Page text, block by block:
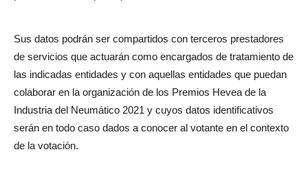
Sus datos podrán ser compartidos con terceros prestadores
de servicios que actuarán como encargados de tratamiento de
las indicadas entidades y con aquellas entidades que puedan
colaborar en la organización de los Premios Hevea de la
Industria del Neumático 2021 y cuyos datos identificativos
serán en todo caso dados a conocer al votante en el contexto
de la votación.